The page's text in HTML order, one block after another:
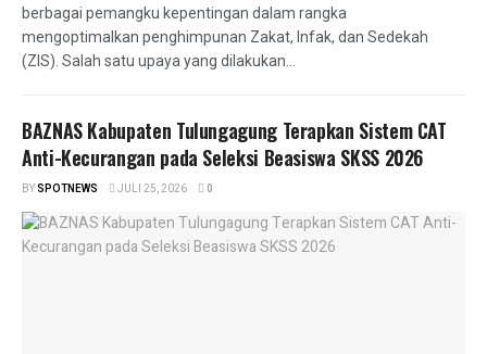
berbagai pemangku kepentingan dalam rangka
mengoptimalkan penghimpunan Zakat, Infak, dan Sedekah
(ZIS). Salah satu upaya yang dilakukan...
BAZNAS Kabupaten Tulungagung Terapkan Sistem CAT
Anti-Kecurangan pada Seleksi Beasiswa SKSS 2026
BYSPOTNEWS JULI 25, 2026 0